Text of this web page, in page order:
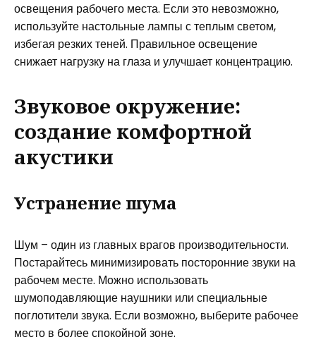
освещения рабочего места. Если это невозможно,
используйте настольные лампы с теплым светом,
избегая резких теней. Правильное освещение
снижает нагрузку на глаза и улучшает концентрацию.
Звуковое окружение:
создание комфортной
акустики
Устранение шума
Шум – один из главных врагов производительности.
Постарайтесь минимизировать посторонние звуки на
рабочем месте. Можно использовать
шумоподавляющие наушники или специальные
поглотители звука. Если возможно, выберите рабочее
место в более спокойной зоне.